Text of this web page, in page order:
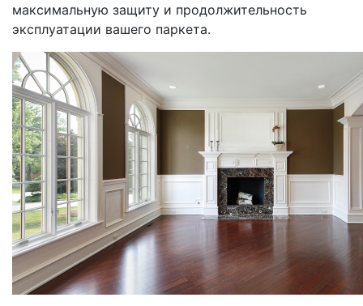
максимальную защиту и продолжительность
эксплуатации вашего паркета.